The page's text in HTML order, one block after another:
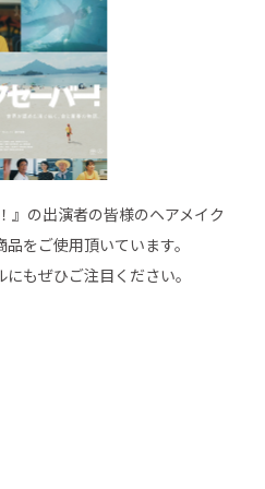
』の出演者の皆様のヘアメイク
をご使用頂いています。
もぜひご注目ください。